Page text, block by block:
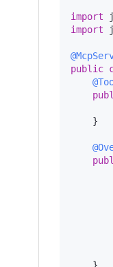
import
import
public
    }